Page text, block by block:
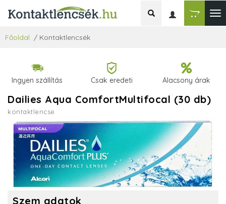
Főoldal / Kontaktlencsék
Ingyen szállítás Csak eredeti Alacsony árak
Dailies Aqua ComfortMultifocal (30 db)
kontaktlencse
Szem adatok